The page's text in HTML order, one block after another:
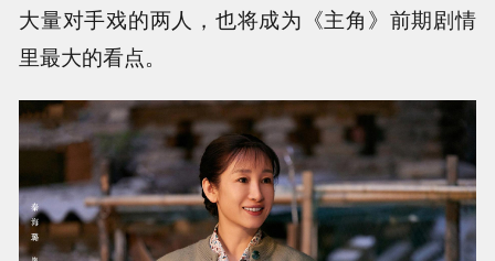
大量对手戏的两人，也将成为《主角》前期剧情
里最大的看点。